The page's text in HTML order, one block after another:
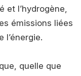
et l’hydrogène,
émissions liées
l’énergie.
quelle que